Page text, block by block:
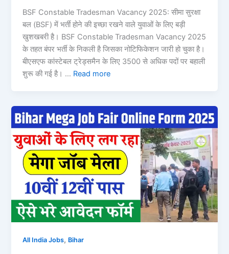
BSF Constable Tradesman Vacancy 2025: सीमा सुरक्षा
बल (BSF) में भर्ती होने की इच्छा रखने वाले युवाओं के लिए बड़ी
खुशखबरी है। BSF Constable Tradesman Vacancy 2025
के तहत बंपर भर्ती के निकली है जिसका नोटिफिकेशन जारी हो चुका है।
बीएसएफ कांस्टेबल ट्रेड्समैन के लिए 3500 से अधिक पदों पर बहाली
शुरू की गई है। … Read more
All India Jobs, Bihar